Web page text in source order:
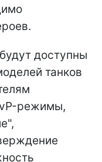
доступны
танков
режимы,